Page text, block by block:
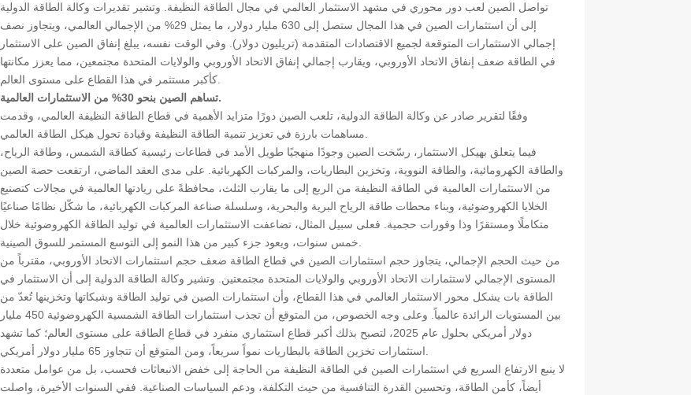
تواصل الصين لعب دور محوري في مشهد الاستثمار العالمي في مجال الطاقة النظيفة. وتشير تقديرات وكالة الطاقة الدولية
إلى أن استثمارات الصين في هذا المجال ستصل إلى 630 مليار دولار، ما يمثل 29% من الإجمالي العالمي، ويتجاوز نصف
إجمالي الاستثمارات المتوقعة لجميع الاقتصادات المتقدمة (تريليون دولار). وفي الوقت نفسه، يبلغ إنفاق الصين على الاستثمار
في الطاقة ضعف إنفاق الاتحاد الأوروبي، ويقارب إجمالي إنفاق الاتحاد الأوروبي والولايات المتحدة مجتمعين، مما يعزز مكانتها
كأكبر مستثمر في هذا القطاع على مستوى العالم.
تساهم الصين بنحو 30% من الاستثمارات العالمية.
وفقًا لتقرير صادر عن وكالة الطاقة الدولية، تلعب الصين دورًا متزايد الأهمية في قطاع الطاقة النظيفة العالمي، وقدمت
مساهمات بارزة في تعزيز تنمية الطاقة النظيفة وقيادة تحول هيكل الطاقة العالمي.
فيما يتعلق بهيكل الاستثمار، رسّخت الصين وجودًا منهجيًا طويل الأمد في قطاعات رئيسية كطاقة الشمس، وطاقة الرياح،
والطاقة الكهرومائية، والطاقة النووية، وتخزين البطاريات، والمركبات الكهربائية. على مدى العقد الماضي، ارتفعت حصة الصين
من الاستثمارات العالمية في الطاقة النظيفة من الربع إلى ما يقارب الثلث، محافظةً على ريادتها العالمية في مجالات كتصنيع
الخلايا الكهروضوئية، وبناء محطات طاقة الرياح البرية والبحرية، وسلسلة صناعة المركبات الكهربائية، ما شكّل نظامًا صناعيًا
متكاملًا ومستقرًا وذا وفورات حجمية. فعلى سبيل المثال، تضاعفت الاستثمارات العالمية في توليد الطاقة الكهروضوئية خلال
خمس سنوات، ويعود جزء كبير من هذا النمو إلى التوسع المستمر للسوق الصينية.
من حيث الحجم الإجمالي، يتجاوز حجم استثمارات الصين في قطاع الطاقة ضعف حجم استثمارات الاتحاد الأوروبي، مقترباً من
المستوى الإجمالي لاستثمارات الاتحاد الأوروبي والولايات المتحدة مجتمعتين. وتشير وكالة الطاقة الدولية إلى أن الاستثمار في
الطاقة بات يشكل محور الاستثمار العالمي في هذا القطاع، وأن استثمارات الصين في توليد الطاقة وشبكاتها وتخزينها تُعدّ من
بين المستويات الرائدة عالمياً. وعلى وجه الخصوص، من المتوقع أن تجذب استثمارات الطاقة الشمسية الكهروضوئية 450 مليار
دولار أمريكي بحلول عام 2025، لتصبح بذلك أكبر قطاع استثماري منفرد في قطاع الطاقة على مستوى العالم؛ كما تشهد
استثمارات تخزين الطاقة بالبطاريات نمواً سريعاً، ومن المتوقع أن تتجاوز 65 مليار دولار أمريكي.
لا ينبع الارتفاع السريع في استثمارات الصين في الطاقة النظيفة من الحاجة إلى خفض الانبعاثات فحسب، بل من عوامل متعددة
أيضاً، كأمن الطاقة، وتحسين القدرة التنافسية من حيث التكلفة، ودعم السياسات الصناعية. ففي السنوات الأخيرة، واصلت